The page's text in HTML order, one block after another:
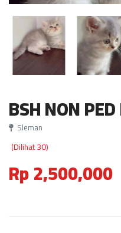
BSH NON
Sleman
(Dilihat 30)
Rp 2,500,000